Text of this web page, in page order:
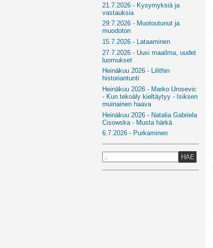
21.7.2026 - Kysymyksiä ja
vastauksia
29.7.2026 - Muotoutunut ja
muodoton
15.7.2026 - Lataaminen
27.7.2026 - Uusi maailma, uudet
luomukset
Heinäkuu 2026 - Lilithin
historiantunti
Heinäkuu 2026 - Marko Urosevic
- Kun tekoäly kieltäytyy - Isiksen
muinainen haava
Heinäkuu 2026 - Natalia Gabriela
Cisowska - Musta härkä
6.7.2026 - Purkaminen
HAE